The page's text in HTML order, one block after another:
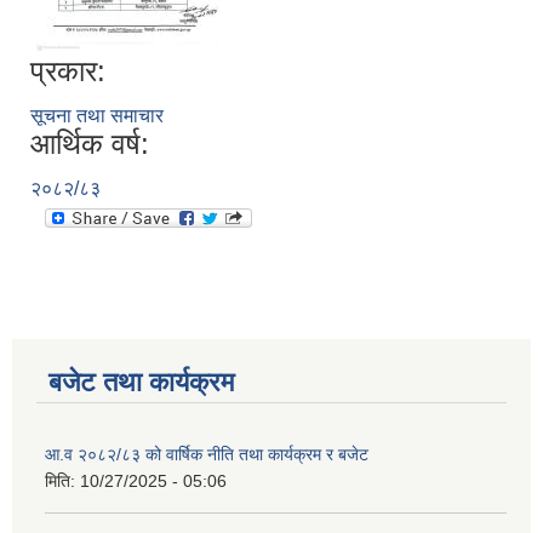
प्रकार:
सूचना तथा समाचार
आर्थिक वर्ष:
२०८२/८३
बजेट तथा कार्यक्रम
आ.व २०८२/८३ को वार्षिक नीति तथा कार्यक्रम र बजेट
मिति: 10/27/2025 - 05:06